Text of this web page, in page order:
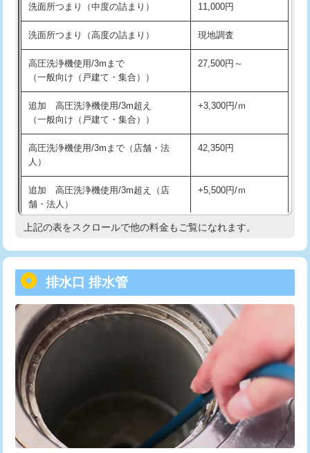
洗面台設置 38,500円
バスタブ設置 現場見積
追加人工 16,500円
廃棄・処分
※給水管工事は20mmまでの価格です。
持込商品取付（浄水器・分岐水栓） 16,500円
給水管工事※（ホール加工) 16,500円
給水管工事※（バンド止め)
給水管工事※（支持金具設置) 5,500円
給水管工事※（保温材使用（バンド止
め込み）)
5,500円
給水管工事※（土の掘削・埋め戻し作
業)
11,000円
給水管工事※（塩ビ管（VP・HI）使
用/3ｍまで)
用（追加）/3ｍ超え)
給水管工事※（ライニング鋼管・銅
管・ポリ管・HT管使用/3ｍまで)
44,000円
給水管工事※（ライニング鋼管・銅
管・ポリ管・HT管使用/3ｍ超え)
+8,800円
排水管工事（土の掘削・埋め戻し作
業）
11,000円~
排水管工事（排水管工事/3ｍまで） 55,000円
洗面所つまり（中度の詰まり） 11,000円
洗面所つまり（高度の詰まり） 現地調査
高圧洗浄機使用/3mまで
（一般向け（戸建て・集合））
27,500円～
追加 高圧洗浄機使用/3m超え
（一般向け（戸建て・集合））
+3,300円/ｍ
高圧洗浄機使用/3mまで（店舗・法
人）
42,350円
追加 高圧洗浄機使用/3m超え（店
舗・法人）
+5,500円/ｍ
高度高圧洗浄換 現地調査
トーラー機使用/3mまで
追加トーラー機使用/3m超え +3,300円
カメラ調査 33,000円
桝清掃 8,800円
止水・漏水調査・防水処理・清掃・修
理・調整・分解・加工など（軽作業）
11,000円
止水・漏水調査・防水処理・清掃・修
22,000円
上記の表をスクロールで他の料金もご覧になれます。
排水口 排水管